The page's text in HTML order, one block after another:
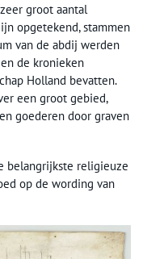
groot aantal
opgetekend, stammen
van de abdij werden
de kronieken
Holland bevatten.
een groot gebied,
goederen door graven
belangrijkste religieuze
op de wording van